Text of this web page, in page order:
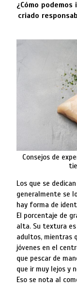
¿Cómo
criado
Consejos de
Los que se
generalmente se
hay forma de
El porcentaje de
alta. Su textura es
adultos, mientras
jóvenes en el
que pescar de
que ir muy lejos y
Eso se nota al